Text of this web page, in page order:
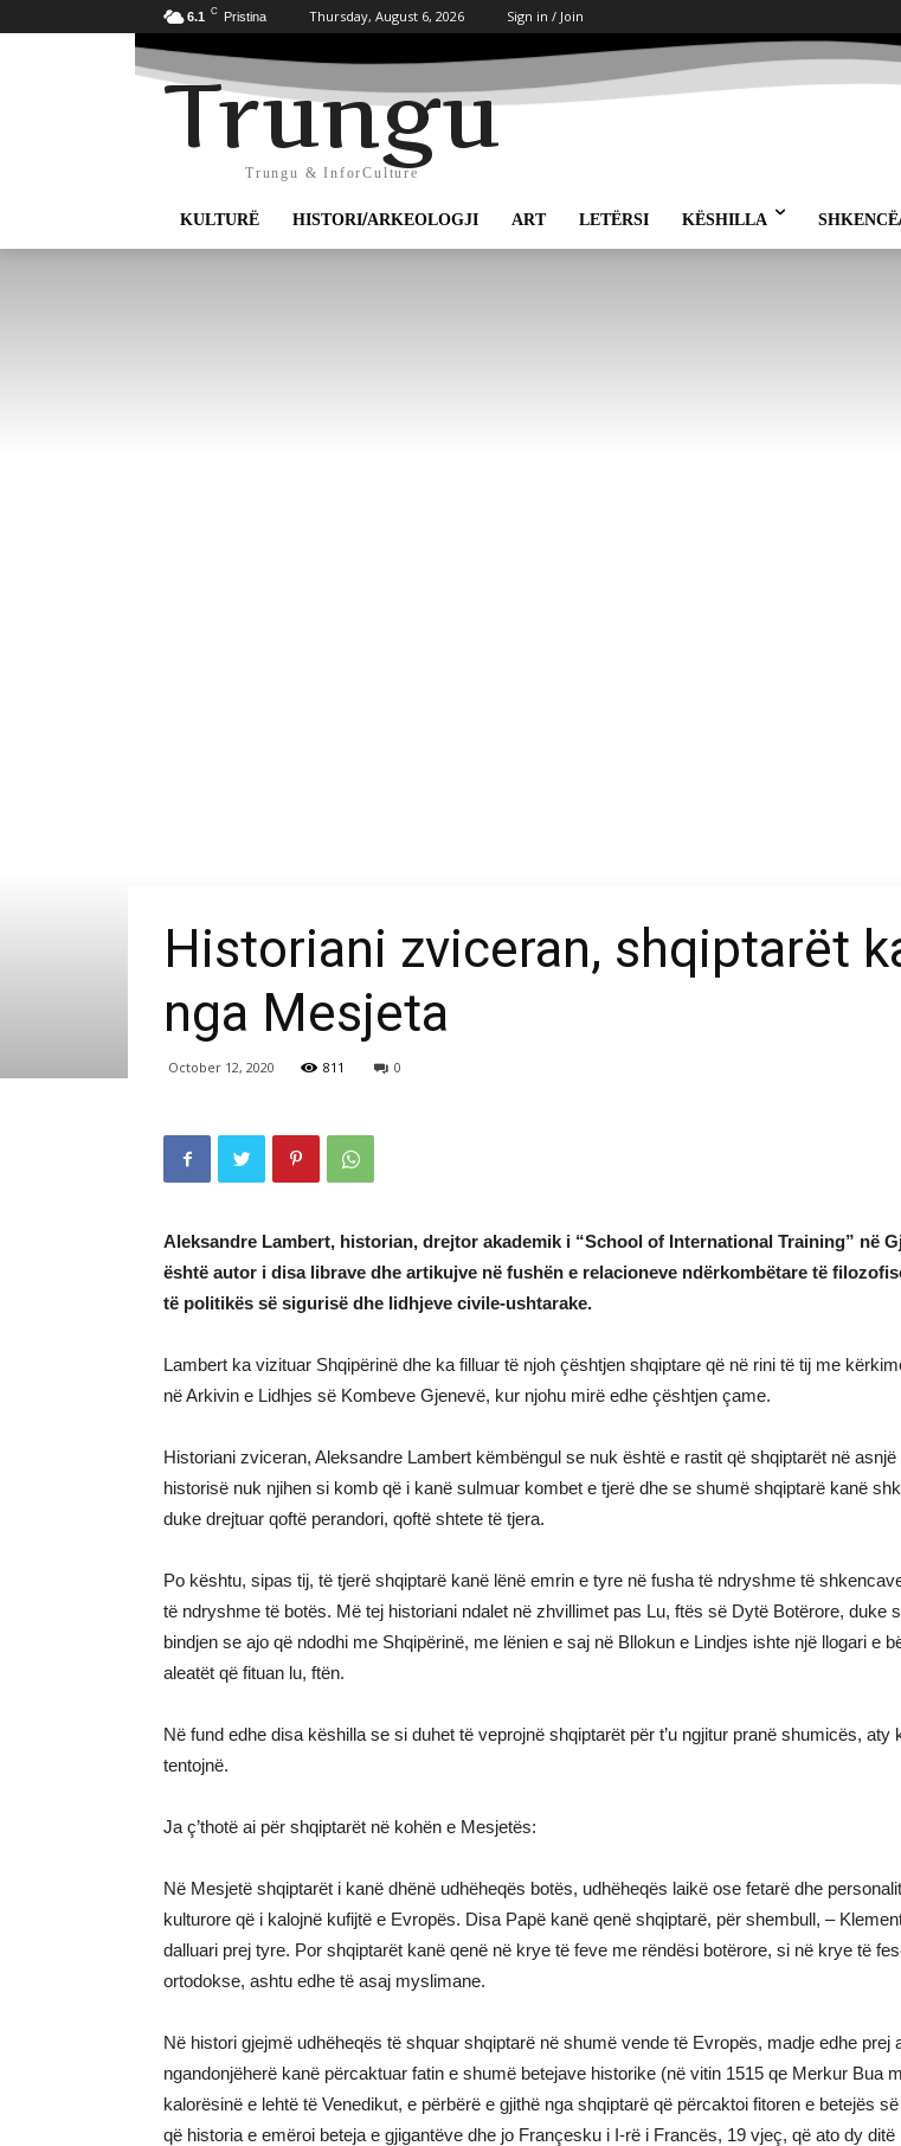
6.1 C Pristina Thursday, August 6, 2026 Sign in / Join
Trungu
Trungu & InforCulture
KULTURË HISTORI/ARKEOLOGJI ART LETËRSI KËSHILLA
Historiani zviceran, shqiptarët
nga Mesjeta
October 12, 2020 811 0
Aleksandre Lambert, historian, drejtor akademik i “School of International Training” në
është autor i disa librave dhe artikujve në fushën e relacioneve ndërkombëtare të
të politikës së sigurisë dhe lidhjeve civile-ushtarake.
Lambert ka vizituar Shqipërinë dhe ka filluar të njoh çështjen shqiptare që në rini të tij me
në Arkivin e Lidhjes së Kombeve Gjenevë, kur njohu mirë edhe çështjen çame.
Historiani zviceran, Aleksandre Lambert këmbëngul se nuk është e rastit që shqiptarët në
historisë nuk njihen si komb që i kanë sulmuar kombet e tjerë dhe se shumë shqiptarë kanë
duke drejtuar qoftë perandori, qoftë shtete të tjera.
Po kështu, sipas tij, të tjerë shqiptarë kanë lënë emrin e tyre në fusha të ndryshme të
të ndryshme të botës. Më tej historiani ndalet në zhvillimet pas Lu, ftës së Dytë Botërore, duke
bindjen se ajo që ndodhi me Shqipërinë, me lënien e saj në Bllokun e Lindjes ishte një llogari e
aleatët që fituan lu, ftën.
Në fund edhe disa këshilla se si duhet të veprojnë shqiptarët për t’u ngjitur pranë shumicës, aty
tentojnë.
Ja ç’thotë ai për shqiptarët në kohën e Mesjetës:
Në Mesjetë shqiptarët i kanë dhënë udhëheqës botës, udhëheqës laikë ose fetarë dhe
kulturore që i kalojnë kufijtë e Evropës. Disa Papë kanë qenë shqiptarë, për shembull, –
dalluari prej tyre. Por shqiptarët kanë qenë në krye të feve me rëndësi botërore, si në krye të
ortodokse, ashtu edhe të asaj myslimane.
Në histori gjejmë udhëheqës të shquar shqiptarë në shumë vende të Evropës, madje edhe prej
ngandonjëherë kanë përcaktuar fatin e shumë betejave historike (në vitin 1515 qe Merkur Bua
kalorësinë e lehtë të Venedikut, e përbërë e gjithë nga shqiptarë që përcaktoi fitoren e betejës
që historia e emëroi beteja e gjigantëve dhe jo Françesku i I-rë i Francës, 19 vjeç, që ato dy ditë